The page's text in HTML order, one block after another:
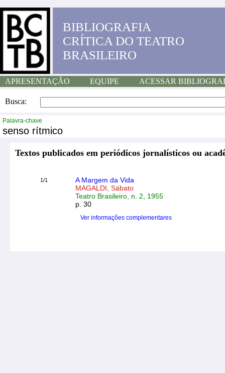
BIBLIOGRAFIA
CRÍTICA DO TEATRO
BRASILEIRO
APRESENTAÇÃO EQUIPE ACESSAR
Busca:
Palavra-chave
senso rítmico
Textos publicados em periódicos jornalísticos ou
1/1
A Margem da Vida
MAGALDI, Sábato
Teatro Brasileiro, n. 2, 1955
p. 30
Ver informações complementares